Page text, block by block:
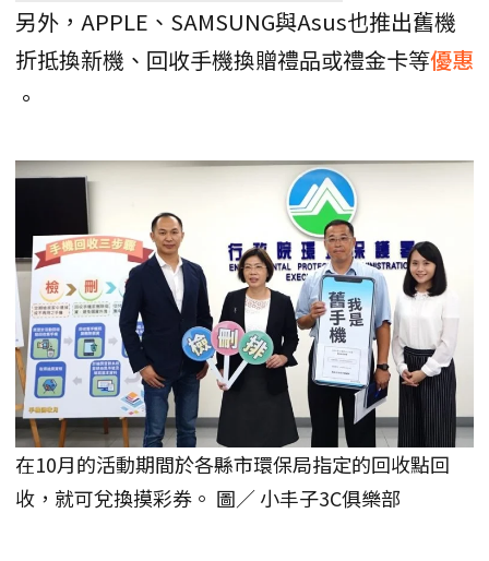
另外，APPLE、SAMSUNG與Asus也推出舊機
折抵換新機、回收手機換贈禮品或禮金卡等優惠
。
在10月的活動期間於各縣市環保局指定的回收點回
收，就可兌換摸彩券。 圖／ 小丰子3C俱樂部